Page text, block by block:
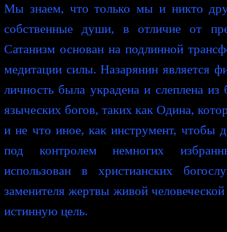
Мы знаем, что только мы и никто
собственные души, в отличие от
Сатанизм основан на подлинной
медитации силы. Назарянин является
личность была украдена и слеплена из
языческих богов, таких как Одина,
и не что иное, как инструмент, чтобы
под контролем немногих
использован в христианских
заменителя жертвы живой
истинную цель.